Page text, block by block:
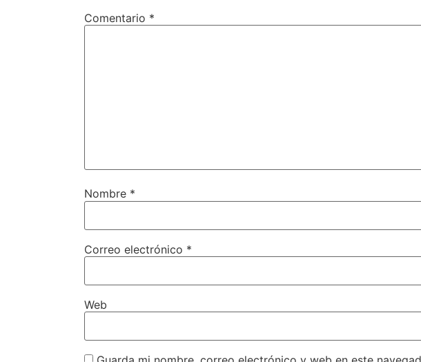
Comentario *
Nombre *
Correo electrónico *
Web